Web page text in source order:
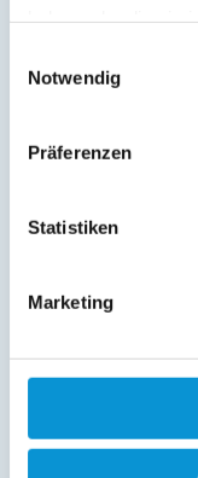
Notwendig
Präferenzen
Statistiken
Marketing
in Gammelby
Objekttyp